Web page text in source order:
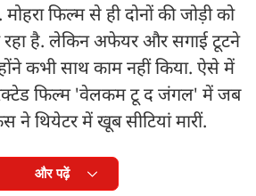
फिल्म से ही दोनों की जोड़ी को
रहा है. लेकिन अफेयर और सगाई टूटने
कभी साथ काम नहीं किया. ऐसे में
फिल्म 'वेलकम टू द जंगल' में जब
ने थियेटर में खूब सीटियां मारीं.
और पढ़ें